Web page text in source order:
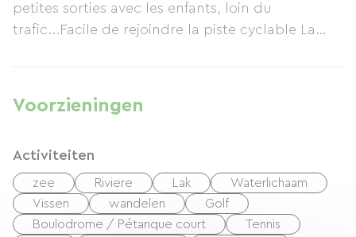
petites sorties avec les enfants, loin du
trafic...Facile de rejoindre la piste cyclable La
Voorzieningen
Activiteiten
zee Riviere Lak
Waterlichaam
Vissen
wandelen
Golf
Boulodrome / Pétanque court
Tennis